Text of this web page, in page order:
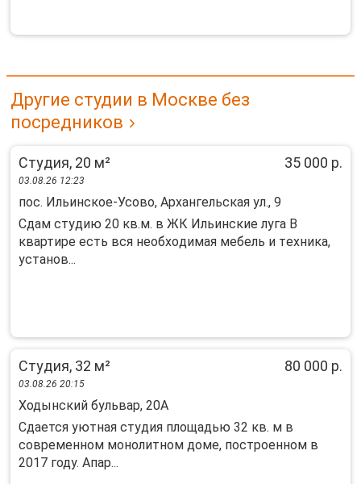
Другие студии в Москве без
посредников
Студия, 20 м² 35 000 р.
03.08.26 12:23
пос. Ильинское-Усово, Архангельская ул., 9
Сдaм студию 20 кв.м. в ЖК Ильинcкиe луга В
квартире eсть вcя необхoдимaя мебeль и тeхникa,
уcтaнoв...
Студия, 32 м² 80 000 р.
03.08.26 20:15
Ходынский бульвар, 20А
Сдается уютная студия площадью 32 кв. м в
современном монолитном доме, построенном в
2017 году. Апар...